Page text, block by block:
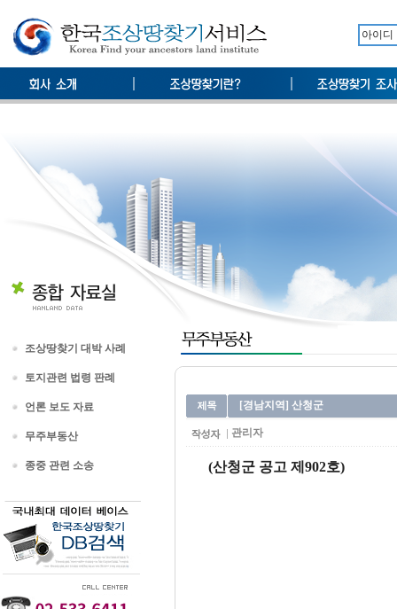
조상땅찾기 대박 사례
토지관련 법령 판례
언론 보도 자료
무주부동산
종중 관련 소송
[경남지역] 산청군
관리자
(산청군 공고 제902호)